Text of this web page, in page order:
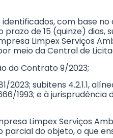
com base
de 15 (quinze)
Limpex Serviços
meio da Central de
do Contrato 9/2023;
subitens 4.2.1.1,
1993; e à
Limpex Serviços
do objeto, o que